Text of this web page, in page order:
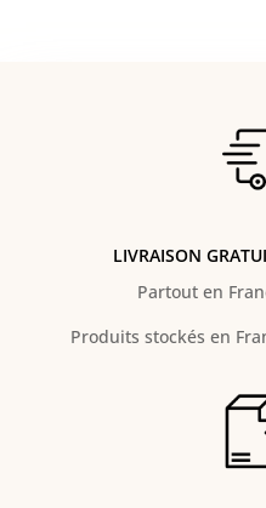
LIVRAISON
Partout en
Produits stockés en